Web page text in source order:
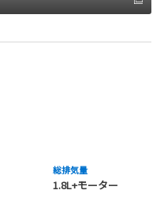
総排気量
1.8L+モーター